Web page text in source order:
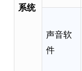
系统
声音软
件